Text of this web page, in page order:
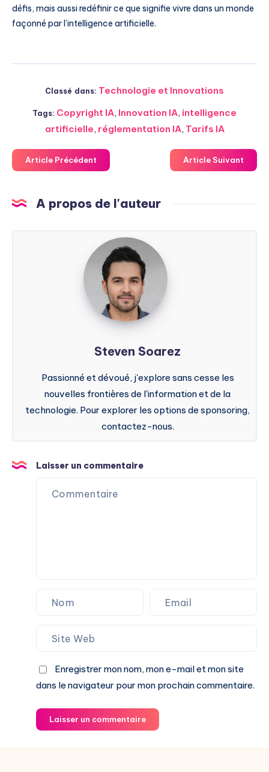
défis, mais aussi redéfinir ce que signifie vivre dans un monde
façonné par l’intelligence artificielle.
Classé dans: Technologie et Innovations
Tags: Copyright IA, Innovation IA, intelligence
artificielle, réglementation IA, Tarifs IA
Article Précédent Article Suivant
A propos de l'auteur
Steven
Soarez
Steven Soarez
Passionné et dévoué, j'explore sans cesse les
nouvelles frontières de l'information et de la
technologie. Pour explorer les options de sponsoring,
contactez-nous.
Laisser un commentaire
Enregistrer mon nom, mon e-mail et mon site
dans le navigateur pour mon prochain commentaire.
Laisser un commentaire